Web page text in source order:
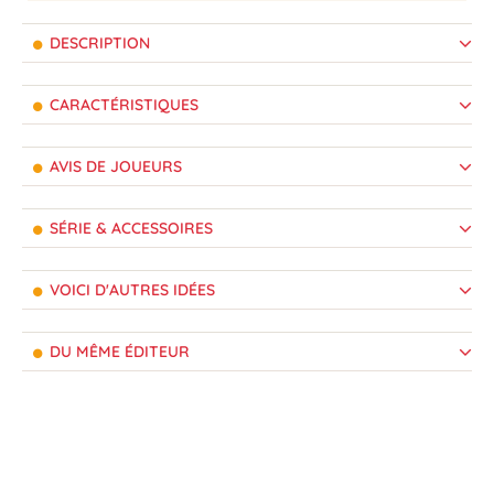
DESCRIPTION
CARACTÉRISTIQUES
AVIS DE JOUEURS
SÉRIE & ACCESSOIRES
VOICI D'AUTRES IDÉES
DU MÊME ÉDITEUR